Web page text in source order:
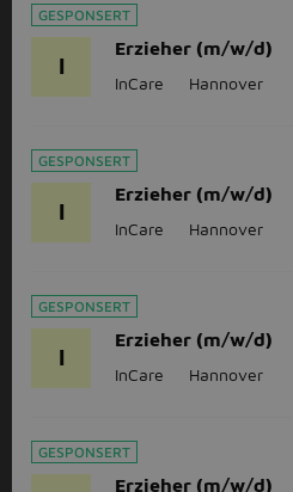
GESPONSERT
I
Erzieher (m/w/d)
InCare Hannover
GESPONSERT
I
Erzieher (m/w/d)
InCare Hannover
GESPONSERT
I
Erzieher (m/w/d)
InCare Hannover
GESPONSERT
Erzieher (m/w/d)